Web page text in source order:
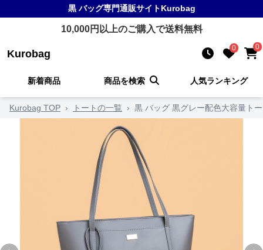
黒 バッグ専門通販サイトKurobag
10,000円以上のご購入で送料無料
Kurobag 0 0
新着商品 商品を検索 人気ランキング
Kurobag TOP › トートの一覧 › 黒 バッグ 黒グレー配色大容量ト